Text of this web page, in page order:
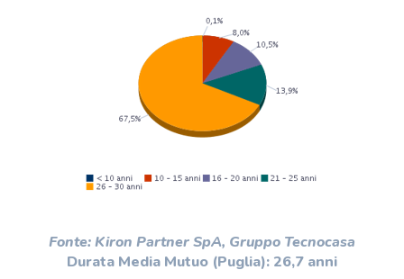
Fonte: Kiron Partner SpA, Gruppo Tecnocasa
Durata Media Mutuo (Puglia): 26,7 anni